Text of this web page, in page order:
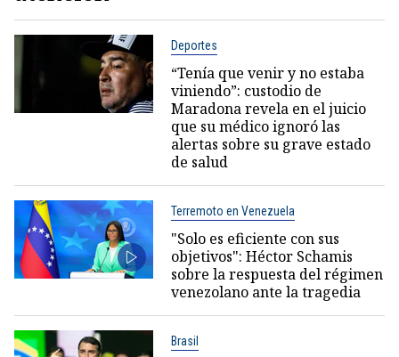
Deportes
“Tenía que venir y no estaba
viniendo”: custodio de
Maradona revela en el juicio
que su médico ignoró las
alertas sobre su grave estado
de salud
Terremoto en Venezuela
"Solo es eficiente con sus
objetivos": Héctor Schamis
sobre la respuesta del régimen
venezolano ante la tragedia
Brasil